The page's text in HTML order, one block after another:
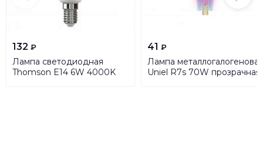
132 ₽
Лампа светодиодная
Thomson E14 6W 4000K
41 ₽
Лампа металлогалогеновая
Uniel R7s 70W прозрачная